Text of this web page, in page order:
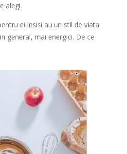
alegi.
ei insisi au un stil de viata
general, mai energici. De ce